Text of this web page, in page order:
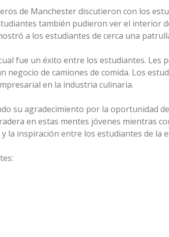
de Manchester discutieron con los
también pudieron ver el interior
a los estudiantes de cerca una
fue un éxito entre los estudiantes.
de camiones de comida. Los
en la industria culinaria.
su agradecimiento por la oportunidad
en estas mentes jóvenes mientras
la inspiración entre los estudiantes de la